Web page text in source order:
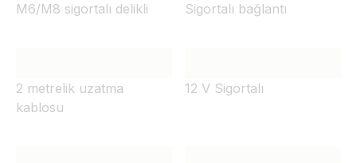
M6/M8 sigortalı delikli Sigortalı bağlantı
2 metrelik uzatma
kablosu
12 V Sigortalı